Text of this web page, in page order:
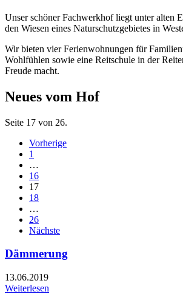
Unser schöner Fachwerkhof liegt unter alten
den Wiesen eines Naturschutzgebietes in
Wir bieten vier Ferienwohnungen für
Wohlfühlen sowie eine Reitschule in der
Freude macht.
Neues vom Hof
Seite 17 von 26.
Vorherige
1
…
16
17
18
…
26
Nächste
Dämmerung
13.06.2019
Weiterlesen